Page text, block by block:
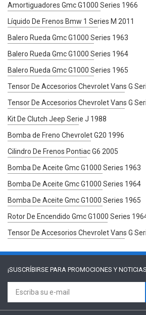
Amortiguadores Gmc G1000 Series 1966
Líquido De Frenos Bmw 1 Series M 2011
Balero Rueda Gmc G1000 Series 1963
Balero Rueda Gmc G1000 Series 1964
Balero Rueda Gmc G1000 Series 1965
Tensor De Accesorios Chevrolet Vans G
Tensor De Accesorios Chevrolet Vans G
Kit De Clutch Jeep Serie J 1988
Bomba de Freno Chevrolet G20 1996
Cilindro De Frenos Pontiac G6 2005
Bomba De Aceite Gmc G1000 Series 1963
Bomba De Aceite Gmc G1000 Series 1964
Bomba De Aceite Gmc G1000 Series 1965
Rotor De Encendido Gmc G1000 Series
Tensor De Accesorios Chevrolet Vans G
¡SUSCRÍBIRSE PARA PROMOCIONES Y